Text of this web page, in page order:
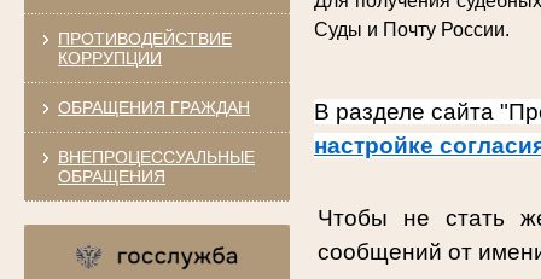
ПРОТИВОДЕЙСТВИЕ
КОРРУПЦИИ
ОБРАЩЕНИЯ ГРАЖДАН
ВНЕПРОЦЕССУАЛЬНЫЕ
ОБРАЩЕНИЯ
Суды и Почту России.
В разделе сайта
настройке
Чтобы не стать
сообщений от